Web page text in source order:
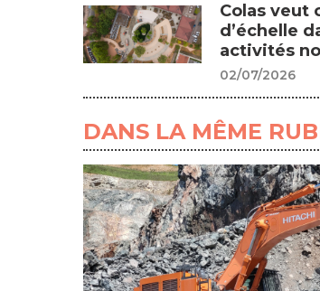
Colas veut
d’échelle
activités
02/07/2026
DANS LA MÊME